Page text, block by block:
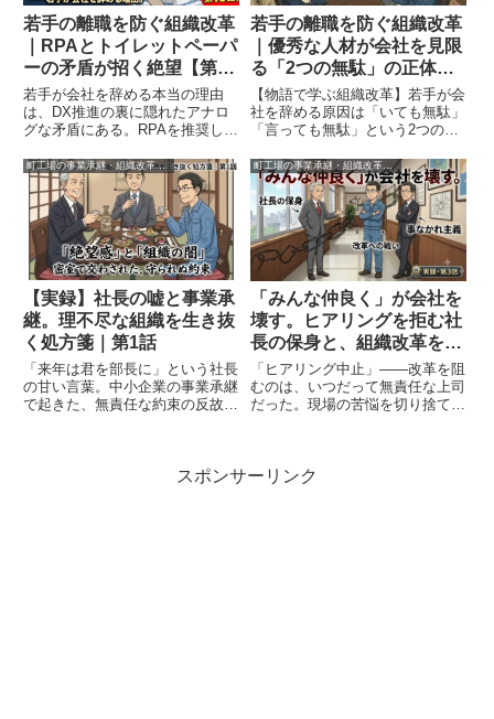
若手の離職を防ぐ組織改革
｜RPAとトイレットペーパ
ーの矛盾が招く絶望【第10
話】
若手が会社を辞める本当の理由
は、DX推進の裏に隠れたアナロ
グな矛盾にある。RPAを推奨しな
行かせる上司、ハラスメントに近
い「下の名前呼び」。現場のリア
ルな叫びから、形式的なアンケー
トでは見えない「離職の本音」と
組織崩壊の予兆を浮き彫りにしま
す。
若手の離職を防ぐ組織改革
｜優秀な人材が会社を見限
る「2つの無駄」の正体
【第8話】
【物語で学ぶ組織改革】若手が会
社を辞める原因は「いても無駄」
「言っても無駄」という2つの絶
する組織に、冷徹な計算を持つ副
社長とゆういちが下す決断とは？
Z世代が数年で会社を見切る真の
理由と、世代交代の必要性を説く
第8話。
町工場の事業承継・組織改革の実録
【実録】社長の嘘と事業承
継。理不尽な組織を生き抜
く処方箋｜第1話
「来年は君を部長に」という社長
の甘い言葉。中小企業の事業承継
で起きた、無責任な約束の反故と
と精神を守るための生存戦略を物
町工場の事業承継・組織改革の実録
「みんな仲良く」が会社を
壊す。ヒアリングを拒む社
長の保身と、組織改革を阻
む「事なかれ主義」の正体
「ヒアリング中止」――改革を阻
むのは、いつだって無責任な上司
だった。現場の苦悩を切り捨て、
ッテルを貼られた営業部長が挑
スポンサーリンク